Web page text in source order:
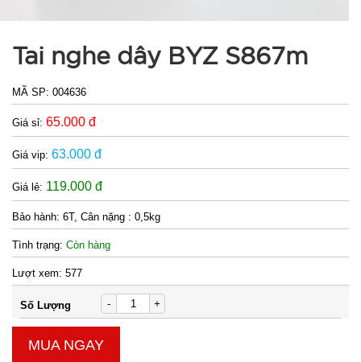
Tai nghe dây BYZ S867m
MÃ SP: 004636
Giá sỉ: 65.000 đ
Giá vip: 63.000 đ
Giá lẻ: 119.000 đ
Bảo hành: 6T, Cân nặng : 0,5kg
Tình trạng: Còn hàng
Lượt xem: 577
Số Lượng - +
MUA NGAY